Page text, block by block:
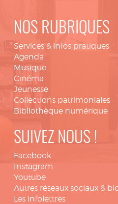
NOS RUBRIQUES
Services & infos pratiques
Agenda
Musique
Cinéma
Jeunesse
Collections patrimoniales
Bibliothèque numérique
SUIVEZ NOUS !
Facebook
Instagram
Youtube
Autres réseaux sociaux &
Les infolettres